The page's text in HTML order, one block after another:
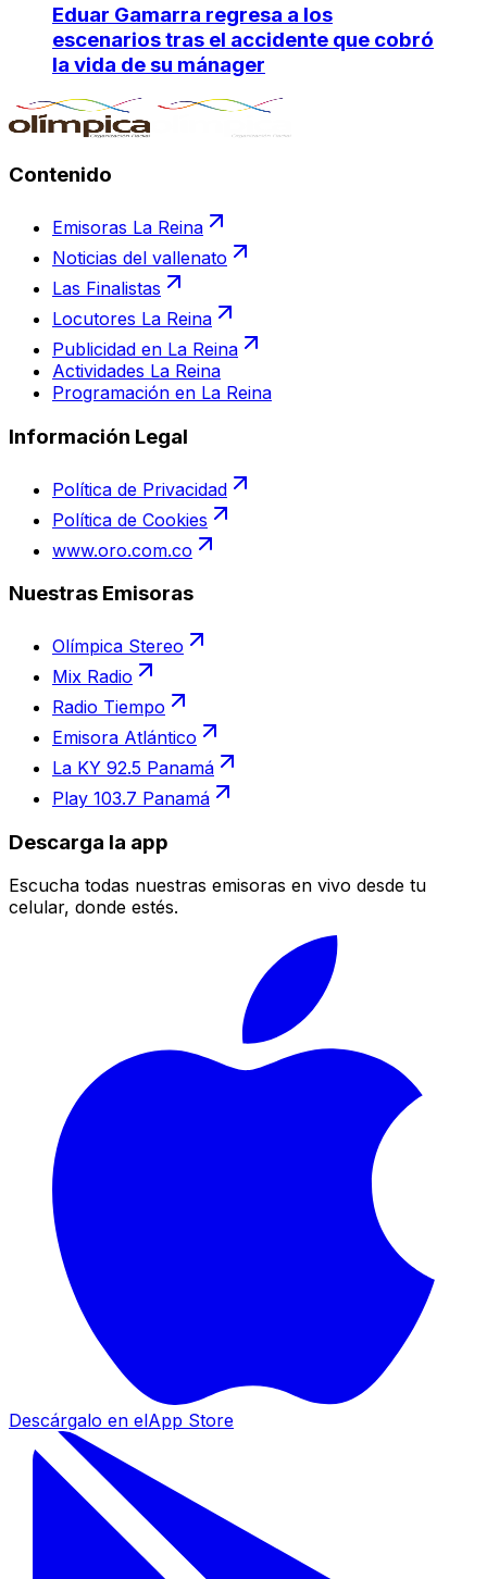
Eduar Gamarra regresa a los
escenarios tras el accidente que cobró
la vida de su mánager
Contenido
Emisoras La Reina
Noticias del vallenato
Las Finalistas
Locutores La Reina
Publicidad en La Reina
Actividades La Reina
Programación en La Reina
Información Legal
Política de Privacidad
Política de Cookies
www.oro.com.co
Nuestras Emisoras
Olímpica Stereo
Mix Radio
Radio Tiempo
Emisora Atlántico
La KY 92.5 Panamá
Play 103.7 Panamá
Descarga la app
Escucha todas nuestras emisoras en vivo desde tu
celular, donde estés.
Descárgalo en elApp Store